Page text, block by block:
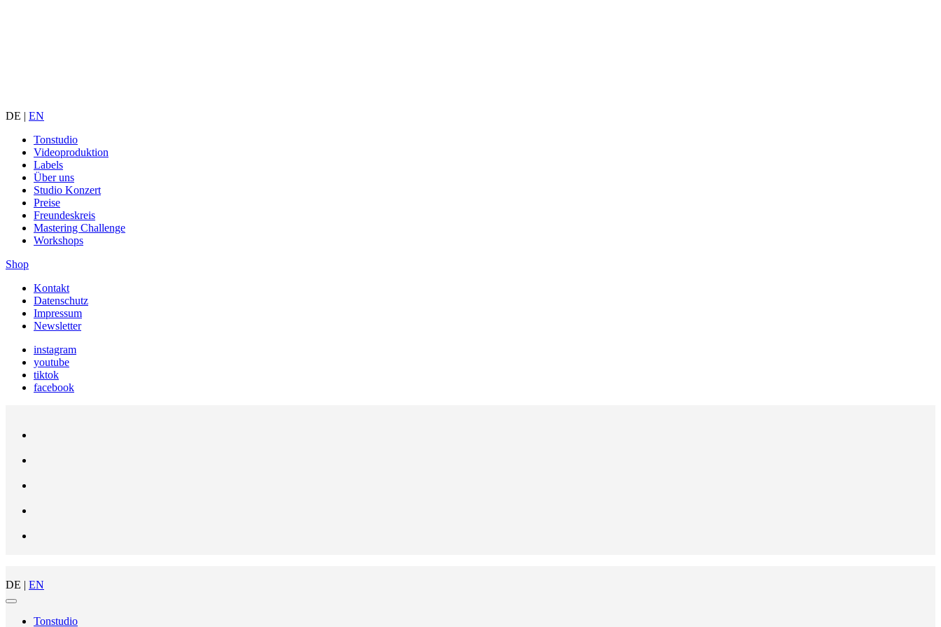
DE | EN
Tonstudio
Videoproduktion
Labels
Über uns
Studio Konzert
Preise
Freundeskreis
Mastering Challenge
Workshops
Shop
Kontakt
Datenschutz
Impressum
Newsletter
instagram
youtube
tiktok
facebook
DE | EN
Tonstudio